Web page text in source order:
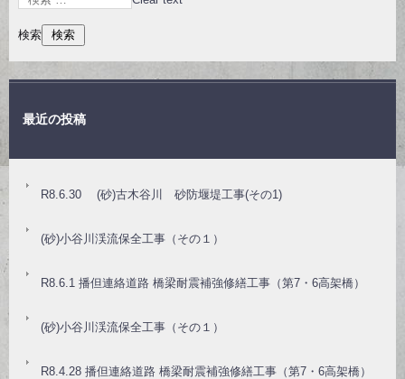
検索
最近の投稿
R8.6.30 (砂)古木谷川 砂防堰堤工事(その1)
(砂)小谷川渓流保全工事（その１）
R8.6.1 播但連絡道路 橋梁耐震補強修繕工事（第7・6高架橋）
(砂)小谷川渓流保全工事（その１）
R8.4.28 播但連絡道路 橋梁耐震補強修繕工事（第7・6高架橋）